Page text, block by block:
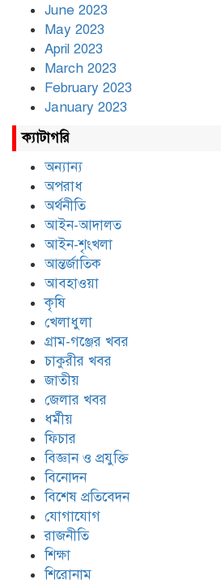
June 2023
May 2023
April 2023
March 2023
February 2023
January 2023
ক্যাটাগরি
অন্যান্য
অপরাধ
অর্থনীতি
আইন-আদালত
আইন-শৃংখলা
আন্তর্জাতিক
আবহাওয়া
কৃষি
খেলাধুলা
গ্রাম-গঞ্জের খবর
চাকুরীর খবর
জাতীয়
জেলার খবর
ধর্মীয়
ফিচার
বিজ্ঞান ও প্রযুক্তি
বিনোদন
বিশেষ প্রতিবেদন
যোগাযোগ
রাজনীতি
শিক্ষা
শিরোনাম